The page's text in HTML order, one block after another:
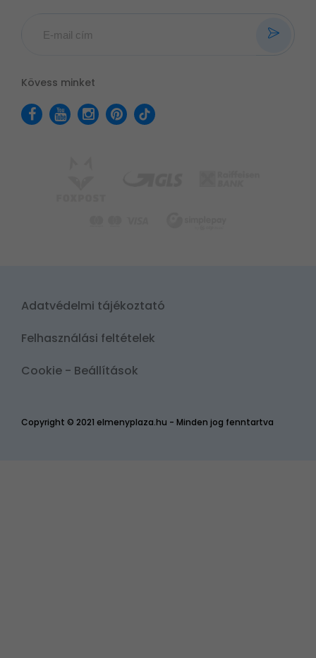
Kövess minket
Copyright © 2021 elmenyplaza.hu - Minden jog fenntartva
Adatvédelmi tájékoztató
Felhasználási feltételek
Cookie - Beállítások